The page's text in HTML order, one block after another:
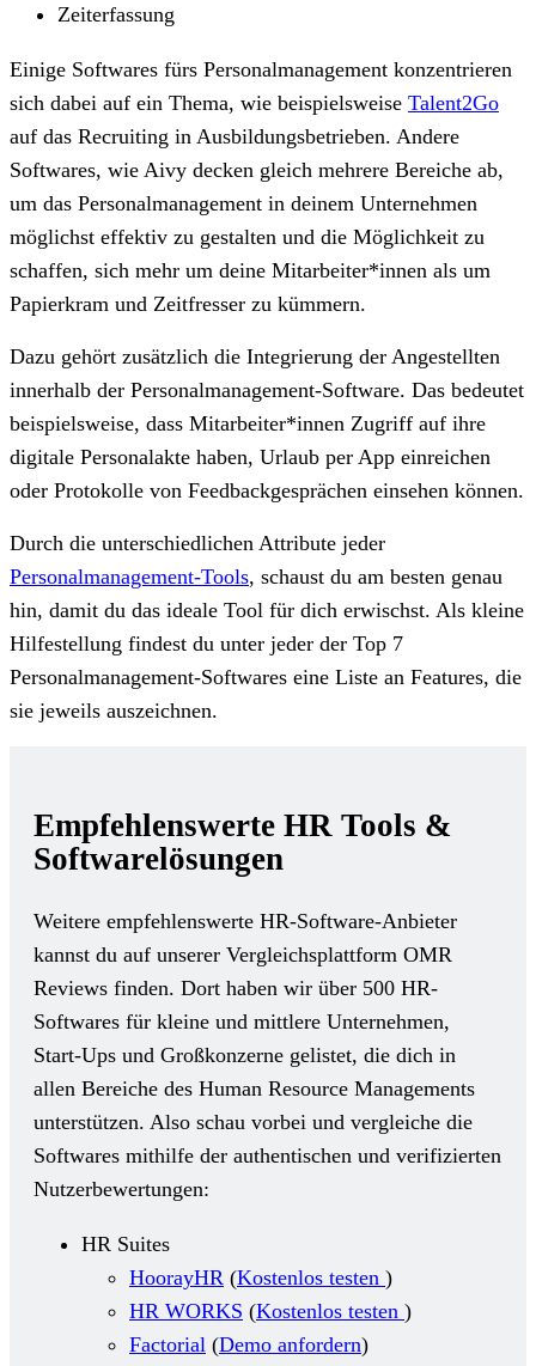
Zeiterfassung
Einige Softwares fürs Personalmanagement konzentrieren
sich dabei auf ein Thema, wie beispielsweise Talent2Go
auf das Recruiting in Ausbildungsbetrieben. Andere
Softwares, wie Aivy decken gleich mehrere Bereiche ab,
um das Personalmanagement in deinem Unternehmen
möglichst effektiv zu gestalten und die Möglichkeit zu
schaffen, sich mehr um deine Mitarbeiter*innen als um
Papierkram und Zeitfresser zu kümmern.
Dazu gehört zusätzlich die Integrierung der Angestellten
innerhalb der Personalmanagement-Software. Das bedeutet
beispielsweise, dass Mitarbeiter*innen Zugriff auf ihre
digitale Personalakte haben, Urlaub per App einreichen
oder Protokolle von Feedbackgesprächen einsehen können.
Durch die unterschiedlichen Attribute jeder
Personalmanagement-Tools, schaust du am besten genau
hin, damit du das ideale Tool für dich erwischst. Als kleine
Hilfestellung findest du unter jeder der Top 7
Personalmanagement-Softwares eine Liste an Features, die
sie jeweils auszeichnen.
Empfehlenswerte HR Tools &
Softwarelösungen
Weitere empfehlenswerte HR-Software-Anbieter
kannst du auf unserer Vergleichsplattform OMR
Reviews finden. Dort haben wir über 500 HR-
Softwares für kleine und mittlere Unternehmen,
Start-Ups und Großkonzerne gelistet, die dich in
allen Bereiche des Human Resource Managements
unterstützen. Also schau vorbei und vergleiche die
Softwares mithilfe der authentischen und verifizierten
Nutzerbewertungen:
HR Suites
HoorayHR (Kostenlos testen )
HR WORKS (Kostenlos testen )
Factorial (Demo anfordern)